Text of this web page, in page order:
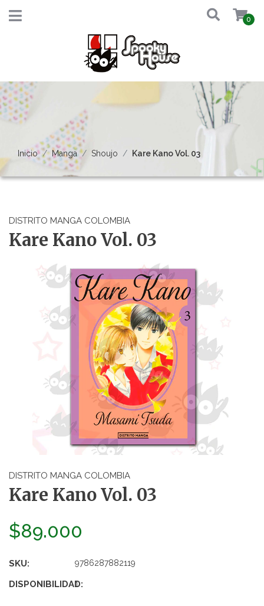
0
Inicio Manga Shoujo Kare Kano Vol. 03
DISTRITO MANGA COLOMBIA
Kare Kano Vol. 03
DISTRITO MANGA COLOMBIA
Kare Kano Vol. 03
$89.000
SKU: 9786287882119
DISPONIBILIDAD:
1